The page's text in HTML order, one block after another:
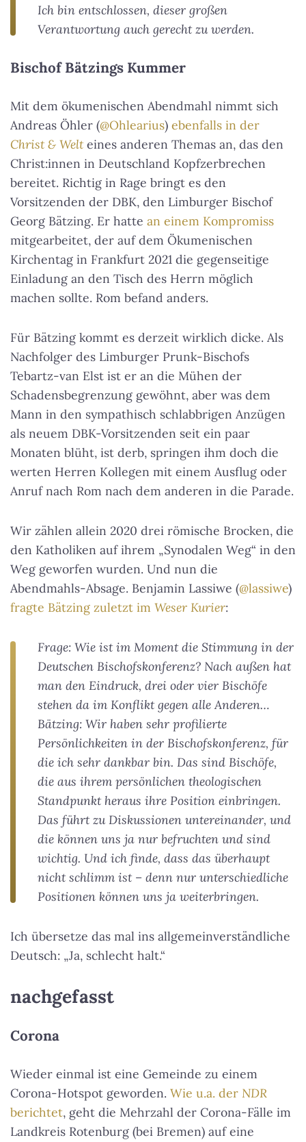
Ich bin entschlossen, dieser großen
Verantwortung auch gerecht zu werden.
Bischof Bätzings Kummer
Mit dem ökumenischen Abendmahl nimmt sich
Andreas Öhler (@Ohlearius) ebenfalls in der
Christ & Welteines anderen Themas an, das den
Christ:innen in Deutschland Kopfzerbrechen
bereitet. Richtig in Rage bringt es den
Vorsitzenden der DBK, den Limburger Bischof
Georg Bätzing. Er hatte an einem Kompromiss
mitgearbeitet, der auf dem Ökumenischen
Kirchentag in Frankfurt 2021 die gegenseitige
Einladung an den Tisch des Herrn möglich
machen sollte. Rom befand anders.
Für Bätzing kommt es derzeit wirklich dicke. Als
Nachfolger des Limburger Prunk-Bischofs
Tebartz-van Elst ist er an die Mühen der
Schadensbegrenzung gewöhnt, aber was dem
Mann in den sympathisch schlabbrigen Anzügen
als neuem DBK-Vorsitzenden seit ein paar
Monaten blüht, ist derb, springen ihm doch die
werten Herren Kollegen mit einem Ausflug oder
Anruf nach Rom nach dem anderen in die Parade.
Wir zählen allein 2020 drei römische Brocken, die
den Katholiken auf ihrem „Synodalen Weg“ in den
Weg geworfen wurden. Und nun die
Abendmahls-Absage. Benjamin Lassiwe (@lassiwe)
fragte Bätzing zuletzt im Weser Kurier:
Frage: Wie ist im Moment die Stimmung in der
Deutschen Bischofskonferenz? Nach außen hat
man den Eindruck, drei oder vier Bischöfe
stehen da im Konflikt gegen alle Anderen…
Bätzing: Wir haben sehr profilierte
Persönlichkeiten in der Bischofskonferenz, für
die ich sehr dankbar bin. Das sind Bischöfe,
die aus ihrem persönlichen theologischen
Standpunkt heraus ihre Position einbringen.
Das führt zu Diskussionen untereinander, und
die können uns ja nur befruchten und sind
wichtig. Und ich finde, dass das überhaupt
nicht schlimm ist – denn nur unterschiedliche
Positionen können uns ja weiterbringen.
Ich übersetze das mal ins allgemeinverständliche
Deutsch: „Ja, schlecht halt.“
nachgefasst
Corona
Wieder einmal ist eine Gemeinde zu einem
Corona-Hotspot geworden. Wie u.a. der NDR
berichtet, geht die Mehrzahl der Corona-Fälle im
Landkreis Rotenburg (bei Bremen) auf eine